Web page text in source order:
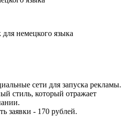
сети для запуска рекламы.
стиль, который отражает
заявки - 170 рублей.